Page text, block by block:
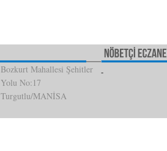
Bozkurt Mahallesi Şehitler
Yolu No:17
Turgutlu/MANİSA